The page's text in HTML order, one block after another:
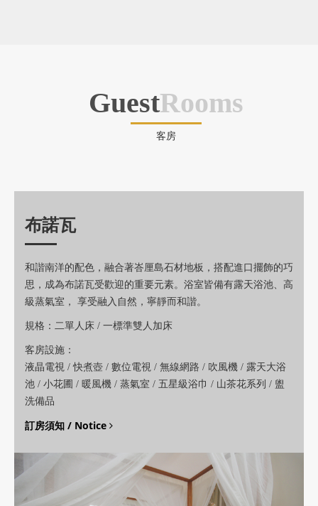
GuestRooms
客房
布諾瓦
和諧南洋的配色，融合著峇厘島石材地板，搭配進口擺飾的巧
思，成為布諾瓦受歡迎的重要元素。浴室皆備有露天浴池、高
級蒸氣室， 享受融入自然，寧靜而和諧。
規格：二單人床 / 一標準雙人加床
客房設施：
液晶電視 / 快煮壺 / 數位電視 / 無線網路 / 吹風機 / 露天大浴
池 / 小花圃 / 暖風機 / 蒸氣室 / 五星級浴巾 / 山茶花系列 / 盥
洗備品
訂房須知 / Notice